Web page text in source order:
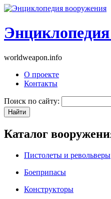
worldweapon.info
О проекте
Контакты
Поиск по сайту:
Каталог
Пистолеты и револьверы
Боеприпасы
Конструкторы